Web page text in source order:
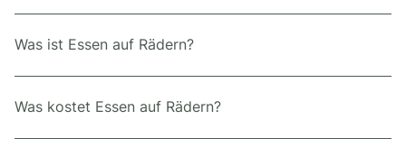
Was ist Essen auf Rädern?
Was kostet Essen auf Rädern?